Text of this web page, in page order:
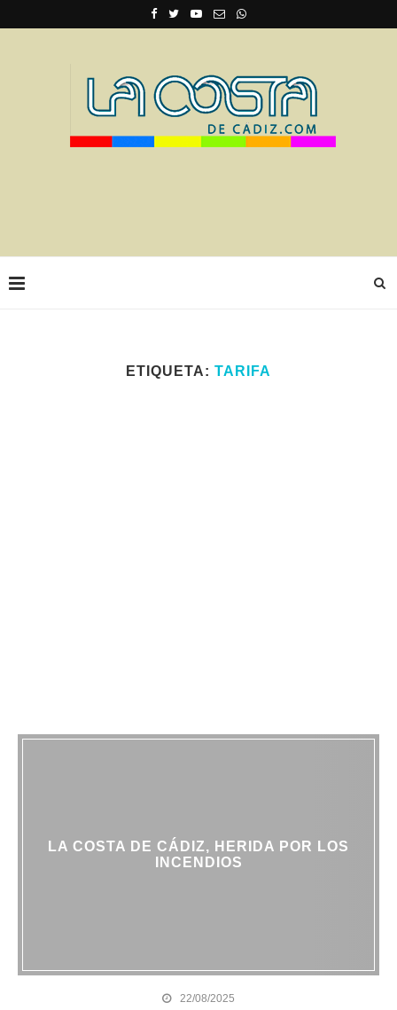
ETIQUETA: TARIFA
LA COSTA DE CÁDIZ, HERIDA POR LOS
INCENDIOS
22/08/2025